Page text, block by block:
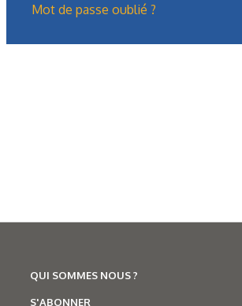
Mot de passe oublié ?
QUI SOMMES NOUS ?
S'ABONNER